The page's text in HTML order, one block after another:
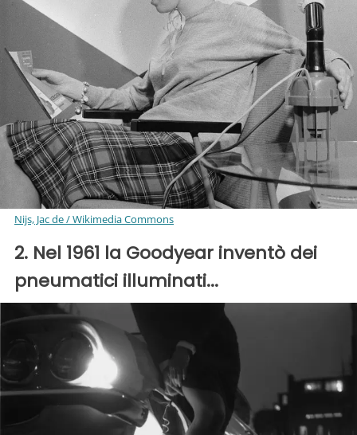
Nijs, Jac de / Wikimedia Commons
2. Nel 1961 la Goodyear inventò dei
pneumatici illuminati...